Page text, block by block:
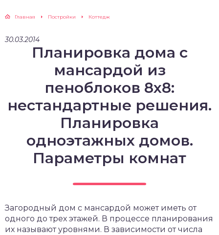
Главная Постройки Коттедж
30.03.2014
Планировка дома с
мансардой из
пеноблоков 8х8:
нестандартные решения.
Планировка
одноэтажных домов.
Параметры комнат
Загородный дом с мансардой может иметь от
одного до трех этажей. В процессе планирования
их называют уровнями. В зависимости от числа